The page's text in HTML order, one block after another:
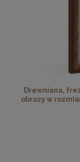
Drewniana,
obrazy w